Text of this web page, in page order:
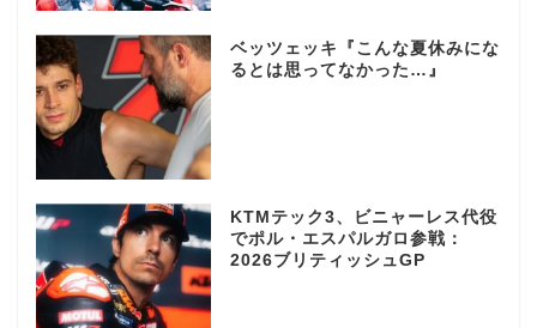
ベッツェッキ『こんな夏休みにな
るとは思ってなかった…』
KTMテック3、ビニャーレス代役
でポル・エスパルガロ参戦：
2026ブリティッシュGP